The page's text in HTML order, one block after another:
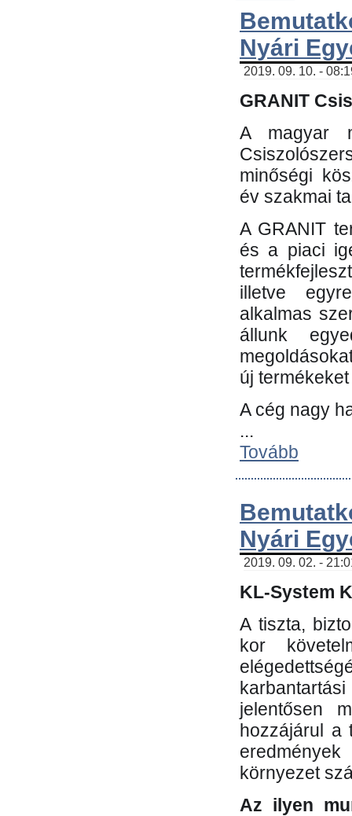
Nyári
2019. 09. 10. -
GRANIT
A magyar
minőségi
év szakmai
A GRANIT
és a piaci
illetve
alkalmas
állunk
új
A cég nagy
...
Tovább
Nyári
2019. 09. 02. -
KL-System
A tiszta,
kor
jelentősen
hozzájárul a
környezet
Az ilyen